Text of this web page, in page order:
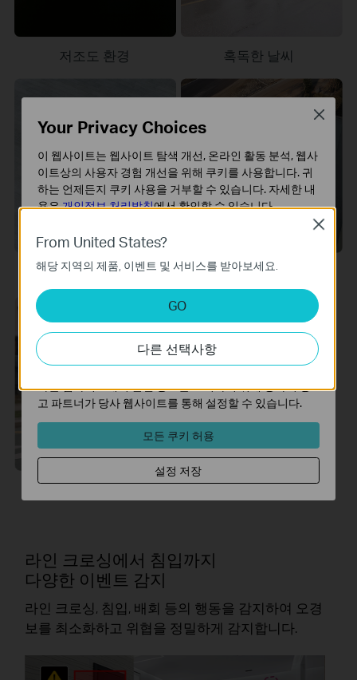
저조도 환경 혹독한 날씨
장거리 모니터링 그림자 및 강한 명암
라인 크로싱에서 침입까지
다양한 이벤트 감지
라인 크로싱, 침입, 배회 등의 행동을 감지하여 오경
보를 최소화하고 위협을 정밀하게 감지합니다.
From United States?
해당 지역의 제품, 이벤트 및 서비스를 받아보세요.
GO
다른 선택사항
Close
Your Privacy Choices
이 웹사이트는 웹사이트 탐색 개선, 온라인 활동 분석, 웹사
이트상의 사용자 경험 개선을 위해 쿠키를 사용합니다. 귀
하는 언제든지 쿠키 사용을 거부할 수 있습니다. 자세한 내
용은개인정보 처리방침에서 확인할 수 있습니다.
이 쿠키는 웹사이트가 작동하는 데 필요하며 사용자의 시
스템에서 비활성화할 수 없습니다.
분석 및 마케팅 쿠키
분석 쿠키는 웹사이트의 기능을 개선하고 조정하기 위해
웹사이트에서의 사용자 활동을 분석하는 데 사용하는 쿠키
입니다.
마케팅 쿠키는 귀하의 관심사에 대한 프로필을 생성하고
다른 웹사이트에서 관련 광고를 표시하기 위해 당사의 광
고 파트너가 당사 웹사이트를 통해 설정할 수 있습니다.
모든 쿠키 허용
설정 저장
Close